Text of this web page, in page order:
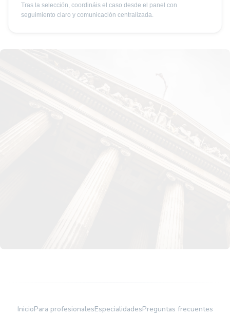
Tras la selección, coordináis el caso desde el panel con
seguimiento claro y comunicación centralizada.
InicioPara profesionalesEspecialidadesPreguntas frecuentes